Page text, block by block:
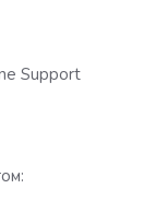
Support